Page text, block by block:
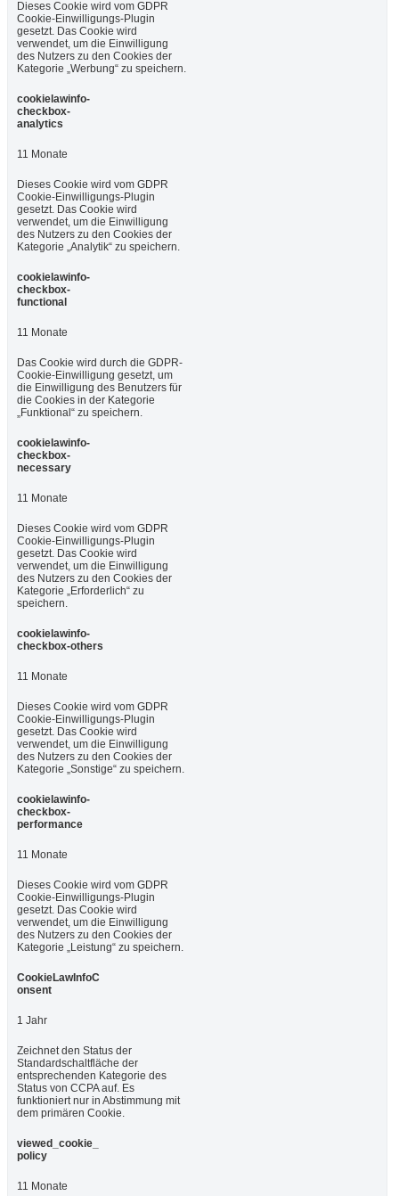
Dieses Cookie wird vom GDPR
Cookie-Einwilligungs-Plugin
gesetzt. Das Cookie wird
verwendet, um die Einwilligung
des Nutzers zu den Cookies der
Kategorie „Werbung“ zu speichern.
cookielawinfo-
checkbox-
analytics
11 Monate
Dieses Cookie wird vom GDPR
Cookie-Einwilligungs-Plugin
gesetzt. Das Cookie wird
verwendet, um die Einwilligung
des Nutzers zu den Cookies der
Kategorie „Analytik“ zu speichern.
cookielawinfo-
checkbox-
functional
11 Monate
Das Cookie wird durch die GDPR-
Cookie-Einwilligung gesetzt, um
die Einwilligung des Benutzers für
die Cookies in der Kategorie
„Funktional“ zu speichern.
cookielawinfo-
checkbox-
necessary
11 Monate
Dieses Cookie wird vom GDPR
Cookie-Einwilligungs-Plugin
gesetzt. Das Cookie wird
verwendet, um die Einwilligung
des Nutzers zu den Cookies der
Kategorie „Erforderlich“ zu
speichern.
cookielawinfo-
checkbox-others
11 Monate
Dieses Cookie wird vom GDPR
Cookie-Einwilligungs-Plugin
gesetzt. Das Cookie wird
verwendet, um die Einwilligung
des Nutzers zu den Cookies der
Kategorie „Sonstige“ zu speichern.
cookielawinfo-
checkbox-
performance
11 Monate
Dieses Cookie wird vom GDPR
Cookie-Einwilligungs-Plugin
gesetzt. Das Cookie wird
verwendet, um die Einwilligung
des Nutzers zu den Cookies der
Kategorie „Leistung“ zu speichern.
CookieLawInfoC
onsent
1 Jahr
Zeichnet den Status der
Standardschaltfläche der
entsprechenden Kategorie des
Status von CCPA auf. Es
funktioniert nur in Abstimmung mit
dem primären Cookie.
viewed_cookie_
policy
11 Monate